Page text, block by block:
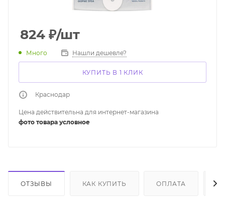
824 ₽/шт
Много Нашли дешевле?
КУПИТЬ В 1 КЛИК
Краснодар
Цена действительна для интернет-магазина
фото товара условное
ОТЗЫВЫ КАК КУПИТЬ ОПЛАТА